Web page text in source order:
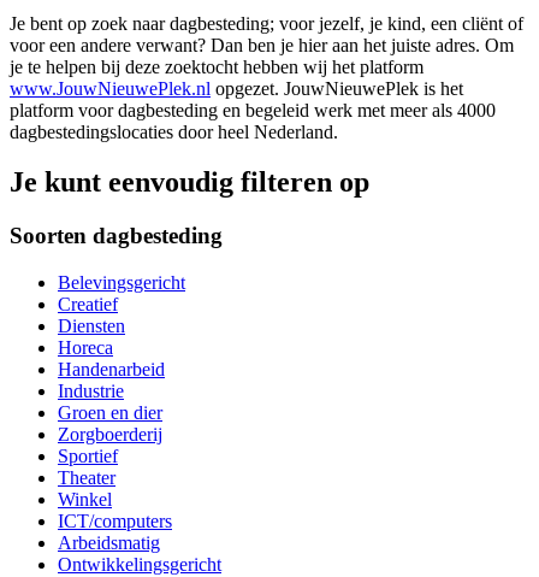
Je bent op zoek naar dagbesteding; voor jezelf, je kind, een cliënt of
voor een andere verwant? Dan ben je hier aan het juiste adres. Om
je te helpen bij deze zoektocht hebben wij het platform
www.JouwNieuwePlek.nl opgezet. JouwNieuwePlek is het
platform voor dagbesteding en begeleid werk met meer als 4000
dagbestedingslocaties door heel Nederland.
Je kunt eenvoudig filteren op
Soorten dagbesteding
Belevingsgericht
Creatief
Diensten
Horeca
Handenarbeid
Industrie
Groen en dier
Zorgboerderij
Sportief
Theater
Winkel
ICT/computers
Arbeidsmatig
Ontwikkelingsgericht